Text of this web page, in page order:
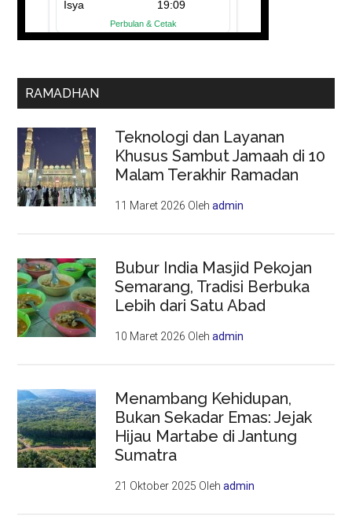
RAMADHAN
Teknologi dan Layanan
Khusus Sambut Jamaah di 10
Malam Terakhir Ramadan
11 Maret 2026 Olehadmin
Bubur India Masjid Pekojan
Semarang, Tradisi Berbuka
Lebih dari Satu Abad
10 Maret 2026 Olehadmin
Menambang Kehidupan,
Bukan Sekadar Emas: Jejak
Hijau Martabe di Jantung
Sumatra
21 Oktober 2025 Olehadmin